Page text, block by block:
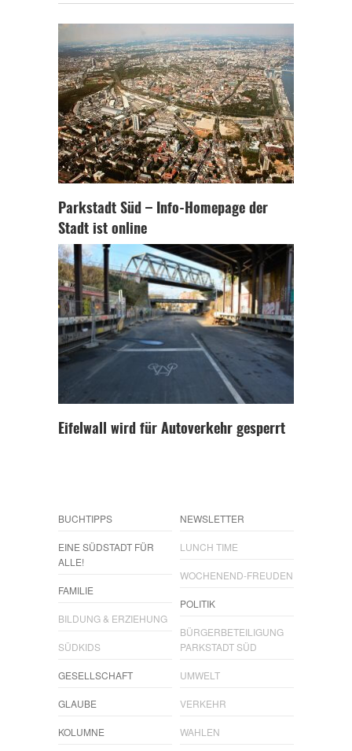
Parkstadt Süd – Info-Homepage der
Stadt ist online
Eifelwall wird für Autoverkehr gesperrt
BUCHTIPPS
EINE SÜDSTADT FÜR
ALLE!
FAMILIE
BILDUNG & ERZIEHUNG
SÜDKIDS
GESELLSCHAFT
GLAUBE
KOLUMNE
NEWSLETTER
LUNCH TIME
WOCHENEND-FREUDEN
POLITIK
BÜRGERBETEILIGUNG
PARKSTADT SÜD
UMWELT
VERKEHR
WAHLEN